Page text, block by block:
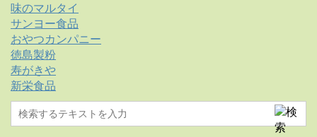
味のマルタイ
サンヨー食品
おやつカンパニー
徳島製粉
寿がきや
新栄食品